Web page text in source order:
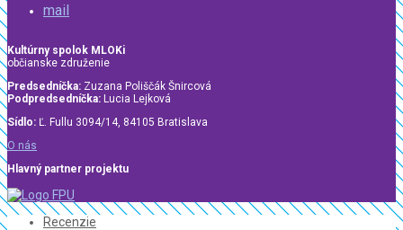
mail
Kultúrny spolok MLOKi
občianske združenie
Predsedníčka: Zuzana Poliščák Šnircová
Podpredsedníčka: Lucia Lejková
Sídlo: Ľ. Fullu 3094/14, 84105 Bratislava
O nás
Hlavný partner projektu
Recenzie